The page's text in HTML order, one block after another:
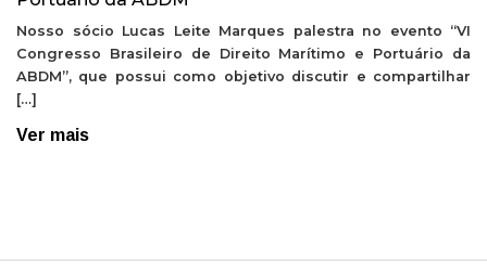
Nosso sócio Lucas Leite Marques palestra no evento “VI
Congresso Brasileiro de Direito Marítimo e Portuário da
ABDM”, que possui como objetivo discutir e compartilhar
[…]
Ver mais